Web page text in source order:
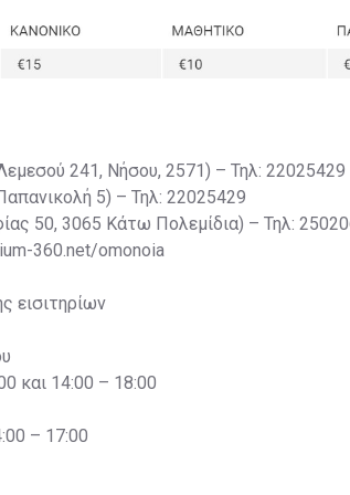
241, Νήσου, 2571) – Τηλ: 22025429
5) – Τηλ: 22025429
50, 3065 Κάτω Πολεμίδια) – Τηλ:
360.net/omonoia
εισιτηρίων
και 14:00 – 18:00
– 17:00